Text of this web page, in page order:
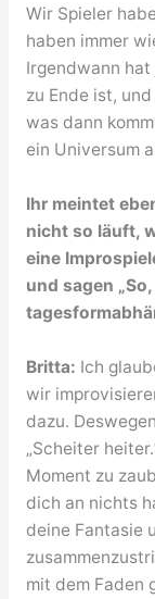
Wir Spieler
haben immer
Irgendwann
zu Ende ist,
was dann
ein Universum
Ihr meintet
nicht so läuft,
eine
und sagen
Britta: Ich
wir
dazu.
„Scheiter
Moment zu
dich an nichts
deine Fantasie
mit dem Faden